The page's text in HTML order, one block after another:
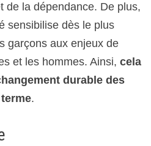
de la dépendance. De plus,
sensibilise dès le plus
garçons aux enjeux de
et les hommes. Ainsi, cela
durable des
.